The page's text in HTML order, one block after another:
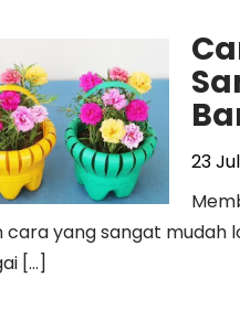
23
cara yang sangat mudah
[…]